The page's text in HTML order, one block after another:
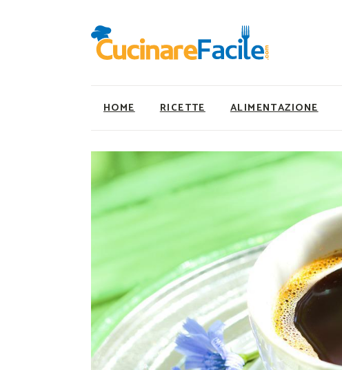
HOME RICETTE
Ricette Facili e Veloci
Ricette Primi Piatti
Ricette Antipasti
Ricette Secondi
Ricette Pizze e Rustici
Ricette Contorni
Ricette Piatti unici
Ricette Pesce
ALIMENTAZIONE
Utility
Super Alimenti
Ricette Vegetariane
Ricette Vegane
Rumors